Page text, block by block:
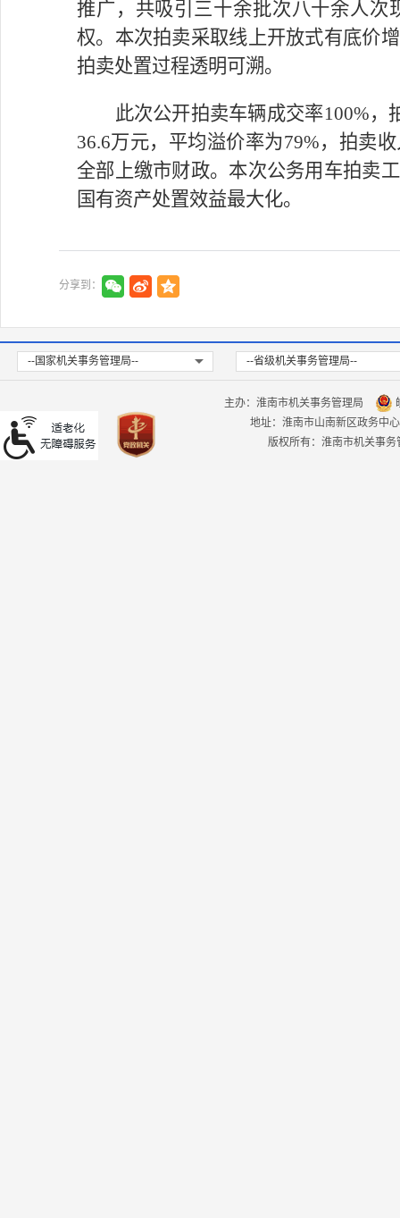
推广，共吸引三十余批次八十余人
权。本次拍卖采取线上开放式有底价
拍卖处置过程透明可溯。
此次公开拍卖车辆成交率100%，
36.6万元，平均溢价率为79%，拍卖
全部上缴市财政。本次公务用车拍卖
国有资产处置效益最大化。
分享到：
--国家机关事务管理局-- --省级机关事务管理局--
主办：淮南市机关事务管理局
地址：淮南市山南新区政务中
版权所有：淮南市机关事务